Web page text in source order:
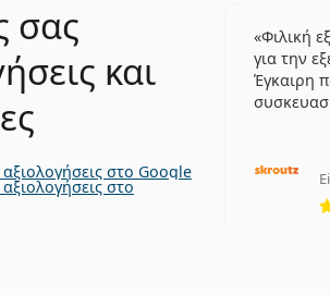
σας
και
στο Google
στο
Φιλική
για την
Έγκαιρη